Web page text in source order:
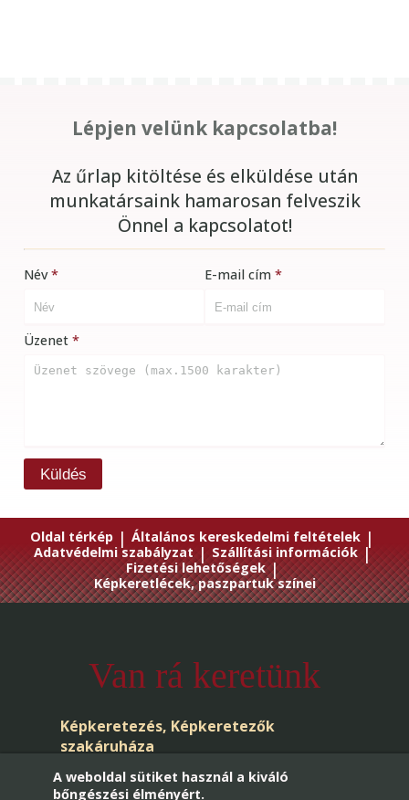
Lépjen velünk kapcsolatba!
Az űrlap kitöltése és elküldése után
munkatársaink hamarosan felveszik
Önnel a kapcsolatot!
Név E-mail cím
Üzenet
Küldés
Oldal térkép | Általános kereskedelmi feltételek |
Adatvédelmi szabályzat | Szállítási információk |
Fizetési lehetőségek |
Képkeretlécek, paszpartuk színei
Van rá keretünk
Képkeretezés, Képkeretezők
szakáruháza
A weboldal sütiket használ a kiváló
bőngészési élményért.